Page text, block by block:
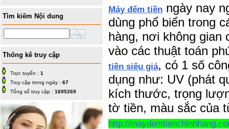
Tìm kiếm Nội dung
Thống kê truy cập
Trực tuyến : 1
Truy cập trong ngày : 67
Tổng số truy cập : 1695269
Máy đếm tiền ngày nay
dùng phổ biển trong
hàng, nơi không gian
vào các thuật toán
tiền siêu giả, có 1 số
dụng như: UV (phát
kích thước, trọng
tờ tiền, màu sắc của
http://